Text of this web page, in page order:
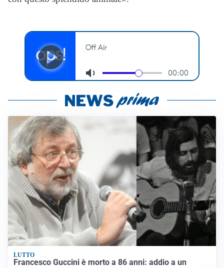
LUTTO
Francesco Guccini è morto a 86 anni: addio a un